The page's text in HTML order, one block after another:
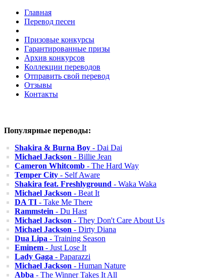
Главная
Перевод песен
Призовые конкурсы
Гарантированные призы
Архив конкурсов
Коллекции переводов
Отправить свой перевод
Отзывы
Контакты
Популярные переводы:
Shakira & Burna Boy - Dai Dai
Michael Jackson - Billie Jean
Cameron Whitcomb - The Hard Way
Temper City - Self Aware
Shakira feat. Freshlyground - Waka Waka
Michael Jackson - Beat It
DA TI - Take Me There
Rammstein - Du Hast
Michael Jackson - They Don't Care About Us
Michael Jackson - Dirty Diana
Dua Lipa - Training Season
Eminem - Just Lose It
Lady Gaga - Paparazzi
Michael Jackson - Human Nature
Abba - The Winner Takes It All